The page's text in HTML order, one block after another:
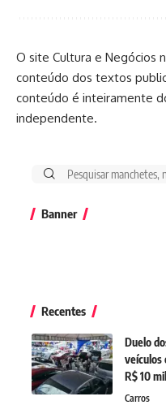
O site Cultura e Negócios
conteúdo dos textos
conteúdo é inteiramente
independente.
Banner
Recentes
Duelo
veículos
R$ 10 mil
Carros